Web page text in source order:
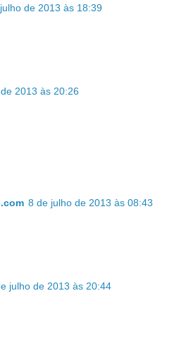
de 2013 às 18:39
2013 às 20:26
8 de julho de 2013 às 08:43
julho de 2013 às 20:44